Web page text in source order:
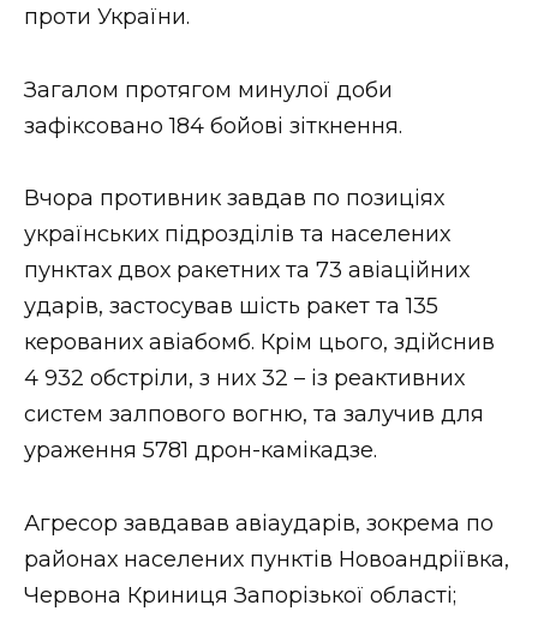
ФОТО
проти України.
Загалом протягом минулої доби
зафіксовано 184 бойові зіткнення.
Вчора противник завдав по позиціях
українських підрозділів та населених
пунктах двох ракетних та 73 авіаційних
ударів, застосував шість ракет та 135
керованих авіабомб. Крім цього, здійснив
4 932 обстріли, з них 32 – із реактивних
систем залпового вогню, та залучив для
ураження 5781 дрон-камікадзе.
Агресор завдавав авіаударів, зокрема по
районах населених пунктів Новоандріївка,
Червона Криниця Запорізької області;